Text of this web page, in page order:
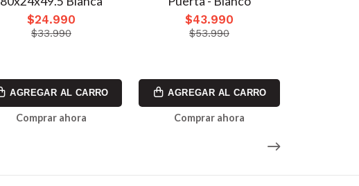
$24.990
$33.990
AGREGAR AL CARRO
Comprar ahora
$43.990
$53.990
AGREGAR AL CARRO
Comprar ahora